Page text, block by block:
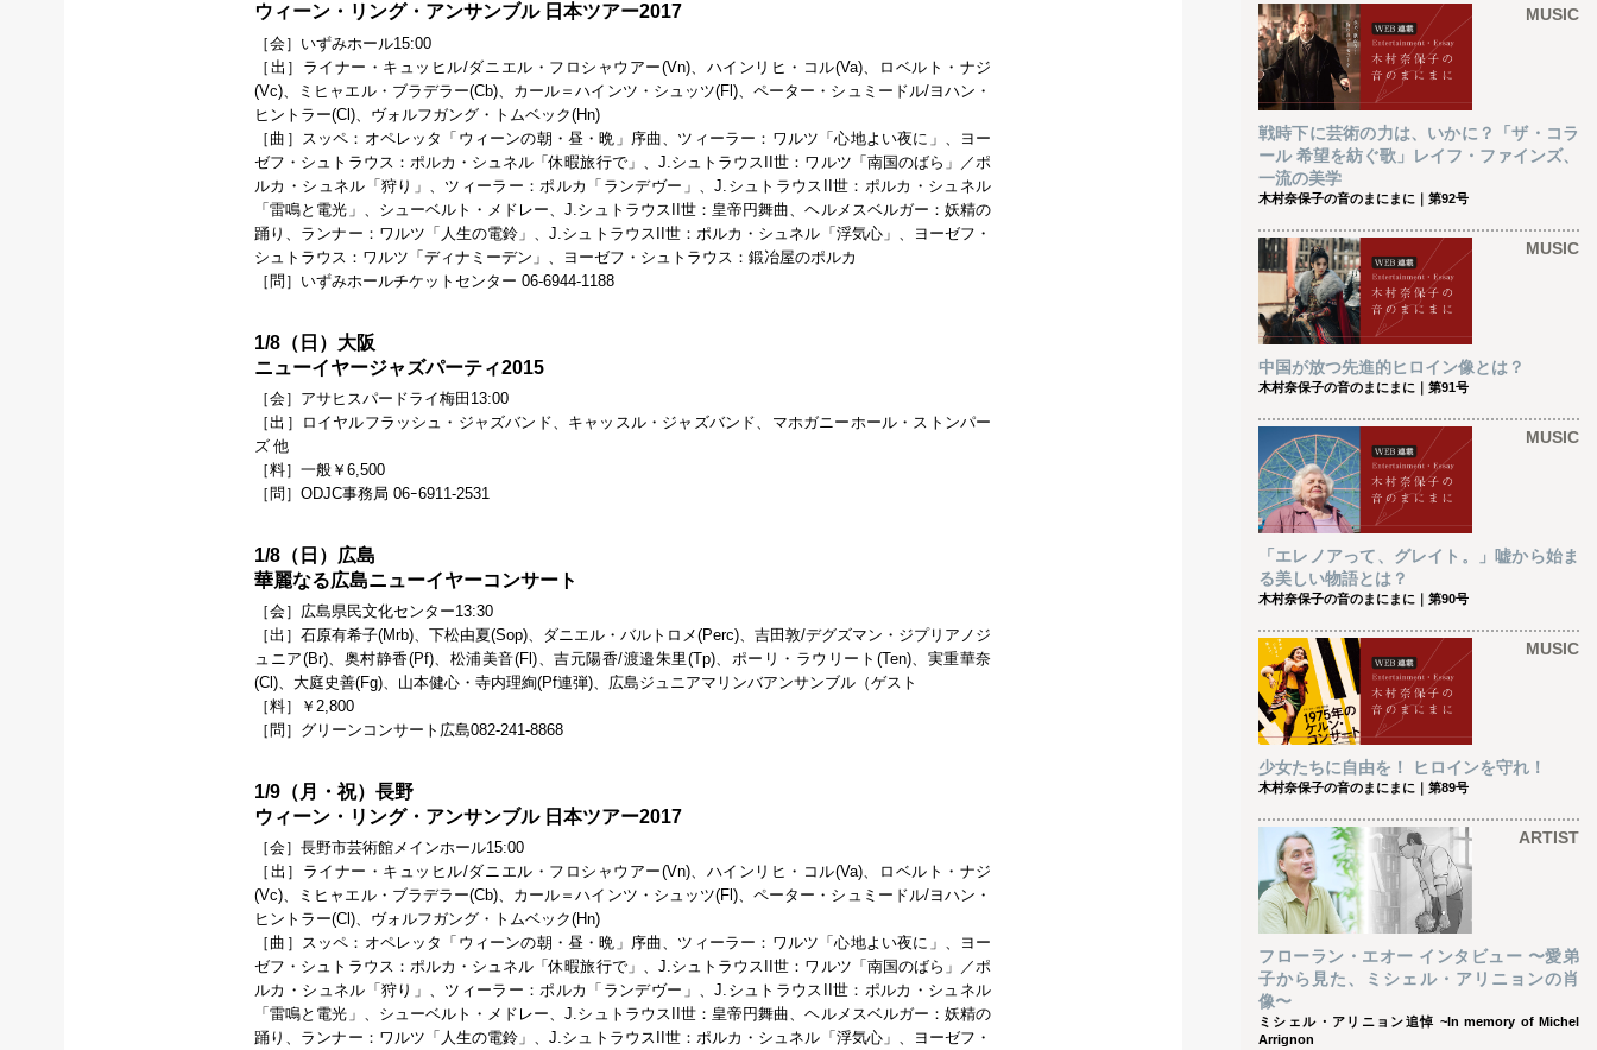
ウィーン・リング・アンサンブル 日本ツアー2017
［会］いずみホール15:00
［出］ライナー・キュッヒル/ダニエル・フロシャウアー(Vn)、ハインリヒ・コル(Va)、ロベルト・ナジ
(Vc)、ミヒャエル・ブラデラー(Cb)、カール＝ハインツ・シュッツ(Fl)、ペーター・シュミードル/ヨハン・
ヒントラー(Cl)、ヴォルフガング・トムベック(Hn)
［曲］スッペ：オペレッタ「ウィーンの朝・昼・晩」序曲、ツィーラー：ワルツ「心地よい夜に」、ヨー
ゼフ・シュトラウス：ポルカ・シュネル「休暇旅行で」、J.シュトラウスII世：ワルツ「南国のばら」／ポ
ルカ・シュネル「狩り」、ツィーラー：ポルカ「ランデヴー」、J.シュトラウスII世：ポルカ・シュネル
「雷鳴と電光」、シューベルト・メドレー、J.シュトラウスII世：皇帝円舞曲、ヘルメスベルガー：妖精の
踊り、ランナー：ワルツ「人生の電鈴」、J.シュトラウスII世：ポルカ・シュネル「浮気心」、ヨーゼフ・
シュトラウス：ワルツ「ディナミーデン」、ヨーゼフ・シュトラウス：鍛冶屋のポルカ
［問］いずみホールチケットセンター 06-6944-1188
1/8（日）大阪
ニューイヤージャズパーティ2015
［会］アサヒスパードライ梅田13:00
［出］ロイヤルフラッシュ・ジャズバンド、キャッスル・ジャズバンド、マホガニーホール・ストンパー
ズ 他
［料］一般￥6,500
［問］ODJC事務局 06ｰ6911-2531
1/8（日）広島
華麗なる広島ニューイヤーコンサート
［会］広島県民文化センター13:30
［出］石原有希子(Mrb)、下松由夏(Sop)、ダニエル・バルトロメ(Perc)、吉田敦/デグズマン・ジプリアノジ
ュニア(Br)、奥村静香(Pf)、松浦美音(Fl)、吉元陽香/渡邉朱里(Tp)、ポーリ・ラウリート(Ten)、実重華奈
(Cl)、大庭史善(Fg)、山本健心・寺内理絢(Pf連弾)、広島ジュニアマリンバアンサンブル（ゲスト
［料］￥2,800
［問］グリーンコンサート広島082-241-8868
1/9（月・祝）長野
ウィーン・リング・アンサンブル 日本ツアー2017
［会］長野市芸術館メインホール15:00
［出］ライナー・キュッヒル/ダニエル・フロシャウアー(Vn)、ハインリヒ・コル(Va)、ロベルト・ナジ
(Vc)、ミヒャエル・ブラデラー(Cb)、カール＝ハインツ・シュッツ(Fl)、ペーター・シュミードル/ヨハン・
ヒントラー(Cl)、ヴォルフガング・トムベック(Hn)
［曲］スッペ：オペレッタ「ウィーンの朝・昼・晩」序曲、ツィーラー：ワルツ「心地よい夜に」、ヨー
ゼフ・シュトラウス：ポルカ・シュネル「休暇旅行で」、J.シュトラウスII世：ワルツ「南国のばら」／ポ
ルカ・シュネル「狩り」、ツィーラー：ポルカ「ランデヴー」、J.シュトラウスII世：ポルカ・シュネル
「雷鳴と電光」、シューベルト・メドレー、J.シュトラウスII世：皇帝円舞曲、ヘルメスベルガー：妖精の
踊り、ランナー：ワルツ「人生の電鈴」、J.シュトラウスII世：ポルカ・シュネル「浮気心」、ヨーゼフ・
MUSIC
戦時下に芸術の力は、いかに？「ザ・コラ
ール 希望を紡ぐ歌」レイフ・ファインズ、
一流の美学
木村奈保子の音のまにまに｜第92号
MUSIC
中国が放つ先進的ヒロイン像とは？
木村奈保子の音のまにまに｜第91号
MUSIC
「エレノアって、グレイト。」嘘から始ま
る美しい物語とは？
木村奈保子の音のまにまに｜第90号
MUSIC
少女たちに自由を！ ヒロインを守れ！
木村奈保子の音のまにまに｜第89号
ARTIST
フローラン・エオー インタビュー 〜愛弟
子から見た、ミシェル・アリニョンの肖
像〜
ミシェル・アリニョン追悼 ~In memory of Michel
Arrignon